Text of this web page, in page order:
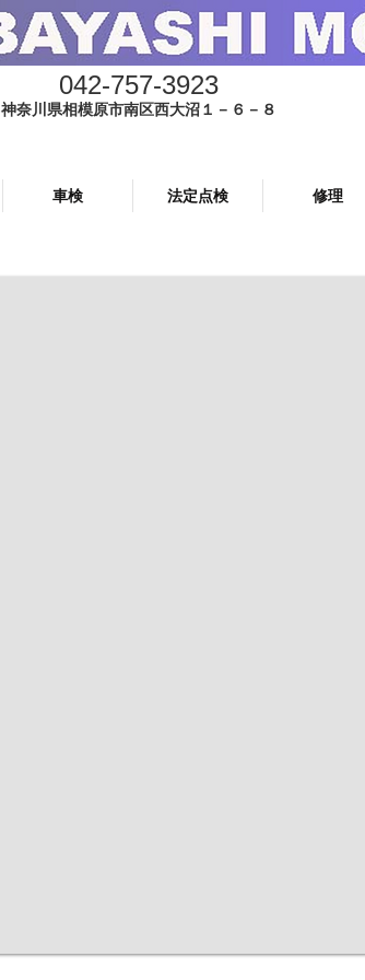
042-757-3923
神奈川県相模原市南区西大沼１－６－８
車検 法定点検 修理